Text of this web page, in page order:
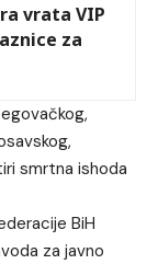
vrata VIP
za
smrtna ishoda
BiH
za javno